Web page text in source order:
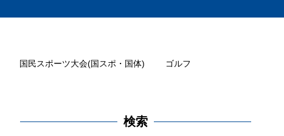
国民スポーツ大会(国スポ・国体) ゴルフ
検索